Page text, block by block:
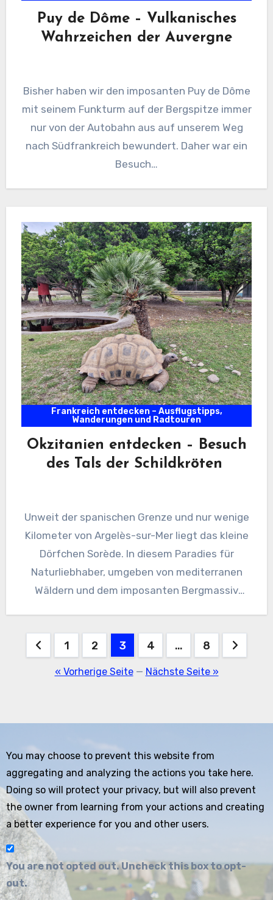
Puy de Dôme – Vulkanisches
Wahrzeichen der Auvergne
Bisher haben wir den imposanten Puy de Dôme
mit seinem Funkturm auf der Bergspitze immer
nur von der Autobahn aus auf unserem Weg
nach Südfrankreich bewundert. Daher war ein
Besuch…
Frankreich entdecken – Ausflugstipps,
Wanderungen und Radtouren
Okzitanien entdecken – Besuch
des Tals der Schildkröten
Unweit der spanischen Grenze und nur wenige
Kilometer von Argelès-sur-Mer liegt das kleine
Dörfchen Sorède. In diesem Paradies für
Naturliebhaber, umgeben von mediterranen
Wäldern und dem imposanten Bergmassiv
Seitennummerierung
1 2 3 4 … 8
« Vorherige Seite— Nächste Seite »
You may choose to prevent this website from
aggregating and analyzing the actions you take here.
Doing so will protect your privacy, but will also prevent
the owner from learning from your actions and creating
a better experience for you and other users.
You are not opted out. Uncheck this box to opt-
out.